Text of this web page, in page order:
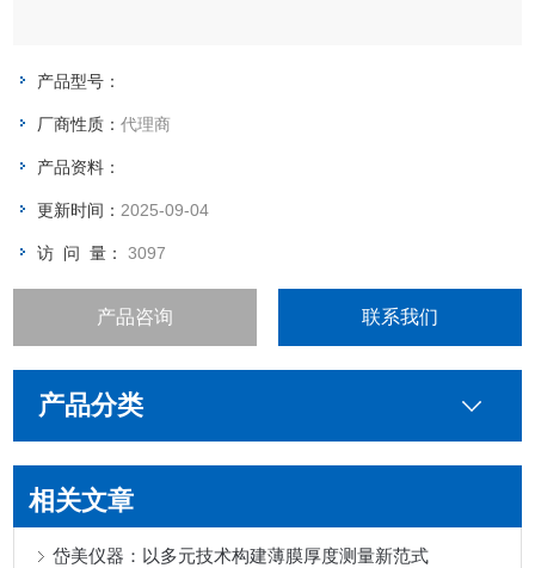
产品型号：
厂商性质：代理商
产品资料：
更新时间： 2025-09-04
访 问 量：3097
产品咨询 联系我们
产品分类
相关文章
岱美仪器：以多元技术构建薄膜厚度测量新范式